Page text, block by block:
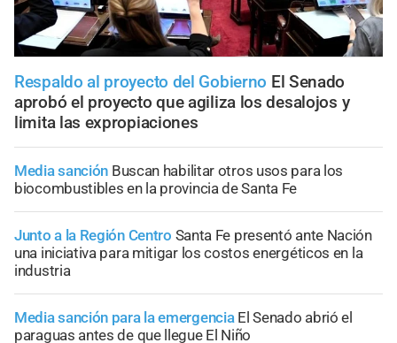
Respaldo al proyecto del Gobierno El Senado
aprobó el proyecto que agiliza los desalojos y
limita las expropiaciones
Media sanción Buscan habilitar otros usos para los
biocombustibles en la provincia de Santa Fe
Junto a la Región Centro Santa Fe presentó ante Nación
una iniciativa para mitigar los costos energéticos en la
industria
Media sanción para la emergencia El Senado abrió el
paraguas antes de que llegue El Niño